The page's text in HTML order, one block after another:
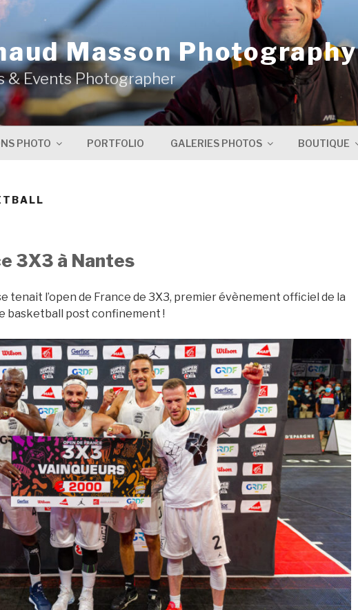
Masson Photography
& Events Photographer
PHOTO PORTFOLIO GALERIES PHOTOS BOUTIQUE
3X3 à Nantes
tenait l’open de France de 3X3, premier évènement officiel de la
basketball post confinement !